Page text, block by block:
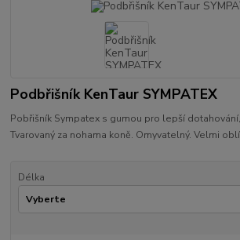
Podbřišník KenTaur SYMPATEX
Pobřišník Sympatex s gumou pro lepší
Tvarovaný za nohama koně. Omyvatelný. Velmi
Délka